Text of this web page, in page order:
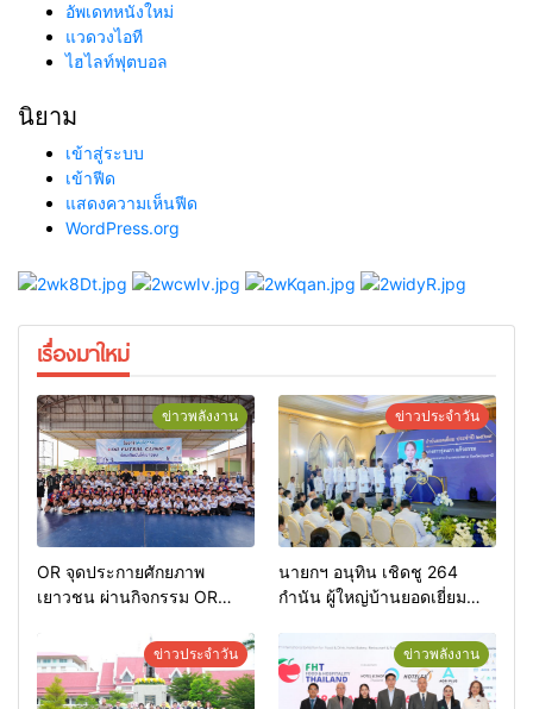
อัพเดทหนังใหม่
แวดวงไอที
ไฮไลท์ฟุตบอล
นิยาม
เข้าสู่ระบบ
เข้าฟีด
แสดงความเห็นฟีด
WordPress.org
เรื่องมาใหม่
ข่าวพลังงาน
OR จุดประกายศักยภาพ
เยาวชน ผ่านกิจกรรม OR
ข่าวประจำวัน
นายกฯ อนุทิน เชิดชู 264
กำนัน ผู้ใหญ่บ้านยอดเยี่ยม
เกียรติยศแห่งการเสียสละ”
ข่าวประจำวัน ข่าวพลังงาน